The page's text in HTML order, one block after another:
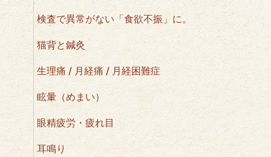
検査で異常がない「食欲不振」に。
猫背と鍼灸
生理痛 / 月経痛 / 月経困難症
眩暈（めまい）
眼精疲労・疲れ目
耳鳴り